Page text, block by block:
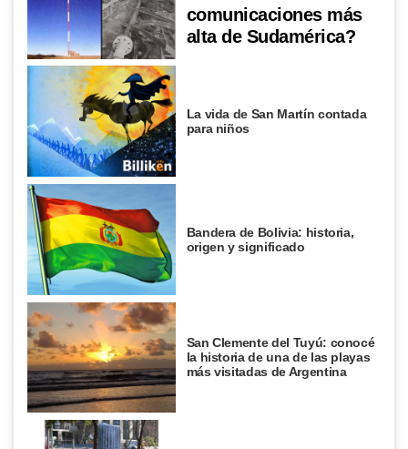
comunicaciones más
alta de Sudamérica?
La vida de San Martín contada
para niños
Bandera de Bolivia: historia,
origen y significado
San Clemente del Tuyú: conocé
la historia de una de las playas
más visitadas de Argentina